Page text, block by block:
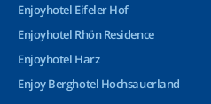
Enjoyhotel Eifeler Hof
Enjoyhotel Rhön Residence
Enjoyhotel Harz
Enjoy Berghotel Hochsauerland